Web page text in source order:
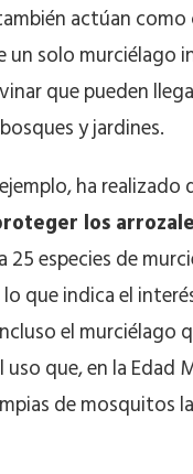
actúan como
un solo murciélago
que pueden
y jardines.
ha
los
especies de
que indica el
el murciélago
que, en la Edad
de mosquitos